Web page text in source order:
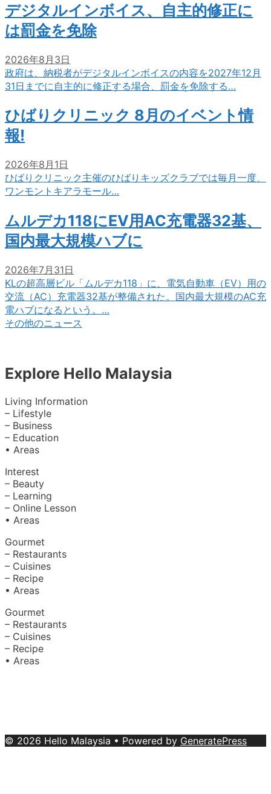
デジタルインボイス、自主的修正に
は罰金を免除
2026年8月3日
政府は、納税者がデジタルインボイスの内容を2027年12月
31日までに自主的に修正する場合、罰金を免除する…
ひばりクリニック 8月のイベント情
報!
2026年8月1日
ひばりクリニック主催のひばりキッズクラブでは毎月一度、
ワンモントキアラモール…
ムルデカ118にEV用AC充電器32基、
国内最大規模ハブに
2026年7月31日
KLの超高層ビル「ムルデカ118」に、電気自動車（EV）用の
交流（AC）充電器32基が整備された。国内最大規模のAC充
電ハブになるという。…
その他のニュース
Explore Hello Malaysia
Living Information
– Lifestyle
– Business
– Education
• Areas
Interest
– Beauty
– Learning
– Online Lesson
• Areas
Gourmet
– Restaurants
– Cuisines
– Recipe
• Areas
Gourmet
– Restaurants
– Cuisines
– Recipe
• Areas
© 2026 Hello Malaysia • Powered by GeneratePress